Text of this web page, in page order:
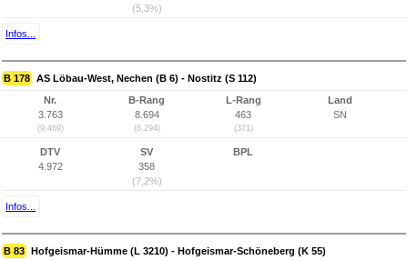
(5,3%)
Infos...
B 178 AS Löbau-West, Nechen (B 6) - Nostitz (S 112)
Nr.
3.763
(9.469)
B-Rang
8.694
(6.294)
L-Rang
463
(371)
Land
SN
DTV
4.972
SV
358
(7,2%)
BPL
Infos...
B 83 Hofgeismar-Hümme (L 3210) - Hofgeismar-Schöneberg (K 55)